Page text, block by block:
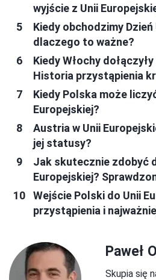
wyjście z Unii
Kiedy obchodzimy
dlaczego to ważne?
Kiedy Włochy
Historia przystąpienia
Kiedy Polska może
Europejskiej?
Austria w Unii
jej statusy?
Jak skutecznie zdobyć
Europejskiej?
Wejście Polski do Unii
przystąpienia i
Paweł
Skupia się